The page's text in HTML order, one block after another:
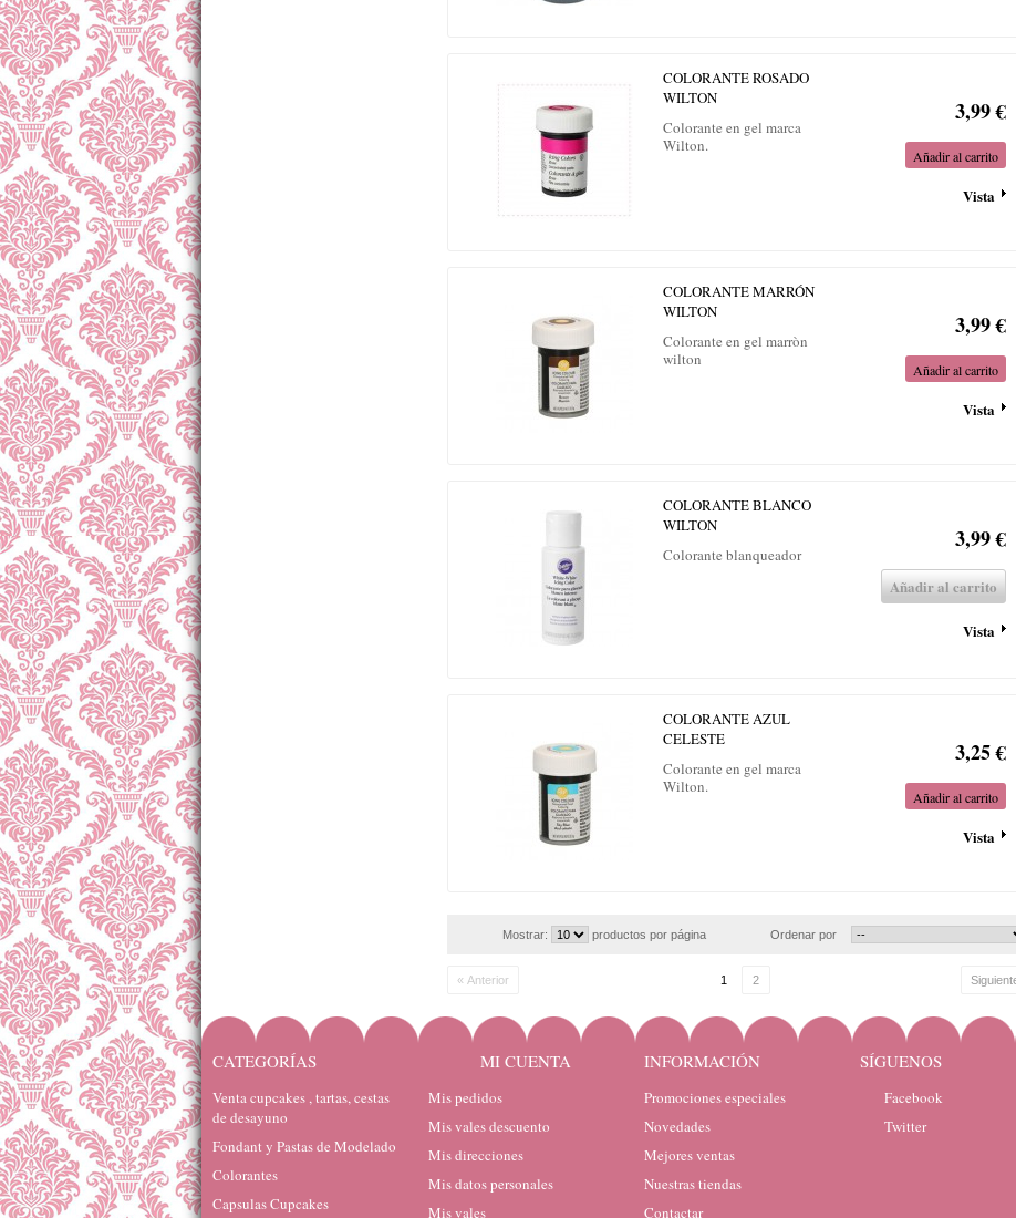
COLORANTE ROSADO
WILTON
Colorante en gel marca
Wilton.
3,99 €
Añadir al carrito
Vista
COLORANTE MARRÓN
WILTON
Colorante en gel marròn
wilton
3,99 €
Añadir al carrito
Vista
COLORANTE BLANCO
WILTON
Colorante blanqueador
3,99 €
Añadir al carrito
Vista
COLORANTE AZUL
CELESTE
Colorante en gel marca
Wilton.
3,25 €
Añadir al carrito
Vista
Ordenar por
Mostrar: productos por página
« Anterior 1 2
CATEGORÍAS
Venta cupcakes , tartas, cestas
de desayuno
Fondant y Pastas de Modelado
Colorantes
Capsulas Cupcakes
MI CUENTA
Mis pedidos
Mis vales descuento
Mis direcciones
Mis datos personales
Mis vales
INFORMACIÓN
Promociones especiales
Novedades
Mejores ventas
Nuestras tiendas
Contactar
SÍGUENOS
Facebook
Twitter